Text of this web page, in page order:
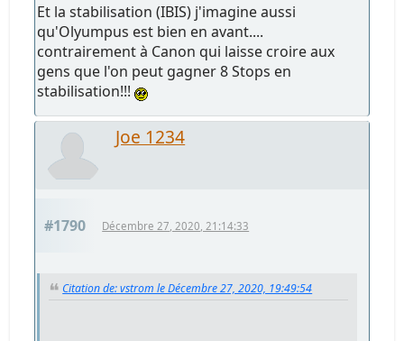
Et la stabilisation (IBIS) j'imagine aussi
qu'Olyumpus est bien en avant....
contrairement à Canon qui laisse croire aux
gens que l'on peut gagner 8 Stops en
stabilisation!!!
Joe 1234
#1790 Décembre 27, 2020, 21:14:33
Citation de: vstrom le Décembre 27, 2020, 19:49:54